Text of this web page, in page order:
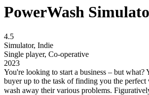
PowerWash
4.5
Simulator, Indie
Single player, Co-operative
2023
You're looking to start a business – but
buyer up to the task of finding you the
wash away their various problems.